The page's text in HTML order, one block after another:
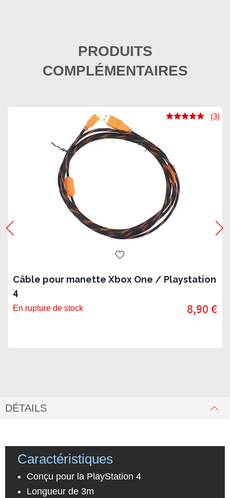
PRODUITS
COMPLÉMENTAIRES
Câble pour manette Xbox One / Playstation
4
(3)
En rupture de stock 8,90 €
DÉTAILS
Caractéristiques
Conçu pour la PlayStation 4
Longueur de 3m